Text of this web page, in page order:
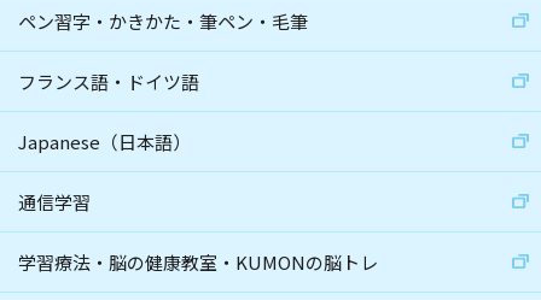
ペン習字・かきかた・筆ペン・毛筆
フランス語・ドイツ語
Japanese（日本語）
通信学習
学習療法・脳の健康教室・KUMONの脳トレ